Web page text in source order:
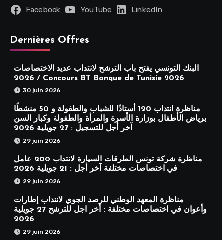
Facebook YouTube LinkedIn
Dernières Offres
البنك التونسي يفتح باب الترشح لانتداب عديد الاختصاصات
2026 / Concours BT Banque de Tunisie 2026
30 juin 2026
مناظرة انتداب 120 أستاذًا للشباب والطفولة و 50 منشطًا
برياض الأطفال بوزارة الأسرة والمرأة والطفولة وكبار السن
آخر أجل للتسجيل : 27 جويلية 2026
29 juin 2026
مناظرة شركة تونس الطرقات السيارة لانتداب 200 عامل
في اختصاصات مختلفة آخر أجل : 21 جويلية 2026
29 juin 2026
مناظرة المعهد الوطني للرصد الجوي لانتداب إطارات
وأعوان في اختصاصات مختلفة : أخر اجل للترشح 27 جويلية
2026
29 juin 2026